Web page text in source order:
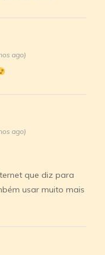
ago)
ago)
que diz para
usar muito mais